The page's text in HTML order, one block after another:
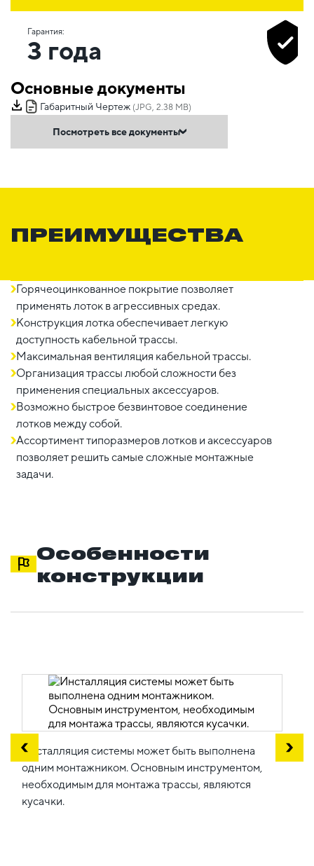
Гарантия:
3 года
Основные документы
Габаритный Чертеж (JPG, 2.38 MB)
Посмотреть все документы
ПРЕИМУЩЕСТВА
Горячеоцинкованное покрытие позволяет
применять лоток в агрессивных средах.
Конструкция лотка обеспечивает легкую
доступность кабельной трассы.
Максимальная вентиляция кабельной трассы.
Организация трассы любой сложности без
применения специальных аксессуаров.
Возможно быстрое безвинтовое соединение
лотков между собой.
Ассортимент типоразмеров лотков и аксессуаров
позволяет решить самые сложные монтажные
задачи.
Особенности
конструкции
Инсталляция системы может быть выполнена
одним монтажником. Основным инструментом,
необходимым для монтажа трассы, являются
кусачки.